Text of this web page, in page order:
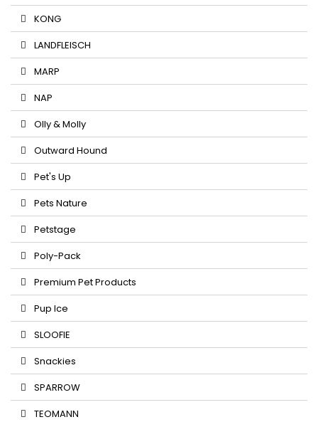
KONG
LANDFLEISCH
MARP
NAP
Olly & Molly
Outward Hound
Pet's Up
Pets Nature
Petstage
Poly-Pack
Premium Pet Products
Pup Ice
SLOOFIE
Snackies
SPARROW
TEOMANN